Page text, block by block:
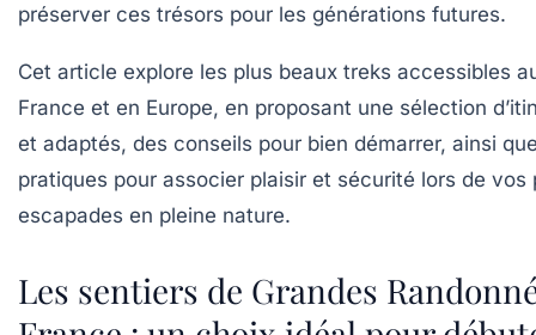
préserver ces trésors pour les générations futures.
Cet article explore les plus beaux treks accessibles
France et en Europe, en proposant une sélection
et adaptés, des conseils pour bien démarrer, ainsi
pratiques pour associer plaisir et sécurité lors de vos
escapades en pleine nature.
Les sentiers de Grandes